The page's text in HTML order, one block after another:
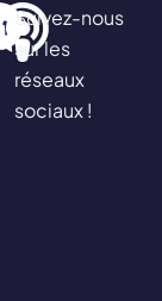
Suivez-nous
sur les
réseaux
sociaux !